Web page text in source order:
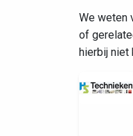
We weten
of
hierbij niet